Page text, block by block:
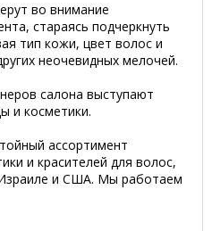
во внимание
стараясь подчеркнуть
тип кожи, цвет волос и
неочевидных мелочей.
салона выступают
и косметики.
ассортимент
и красителей для волос,
и США. Мы работаем